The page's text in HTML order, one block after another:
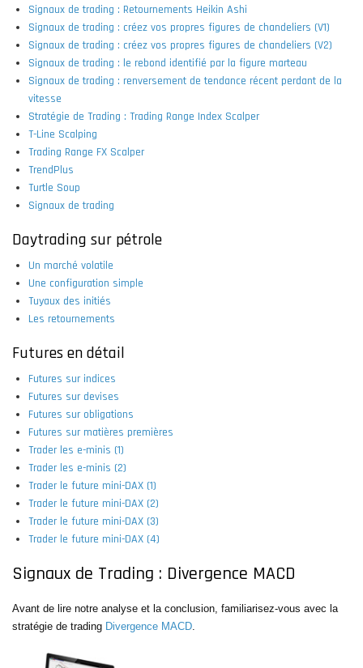
Signaux de trading : Retournements Heikin Ashi
Signaux de trading : créez vos propres figures de chandeliers (V1)
Signaux de trading : créez vos propres figures de chandeliers (V2)
Signaux de trading : le rebond identifié par la figure marteau
Signaux de trading : renversement de tendance récent perdant de la
vitesse
Stratégie de Trading : Trading Range Index Scalper
T-Line Scalping
Trading Range FX Scalper
TrendPlus
Turtle Soup
Signaux de trading
Daytrading sur pétrole
Un marché volatile
Une configuration simple
Tuyaux des initiés
Les retournements
Futures en détail
Futures sur indices
Futures sur devises
Futures sur obligations
Futures sur matières premières
Trader les e-minis (1)
Trader les e-minis (2)
Trader le future mini-DAX (1)
Trader le future mini-DAX (2)
Trader le future mini-DAX (3)
Trader le future mini-DAX (4)
Signaux de Trading : Divergence MACD
Avant de lire notre analyse et la conclusion, familiarisez-vous avec la
stratégie de trading Divergence MACD